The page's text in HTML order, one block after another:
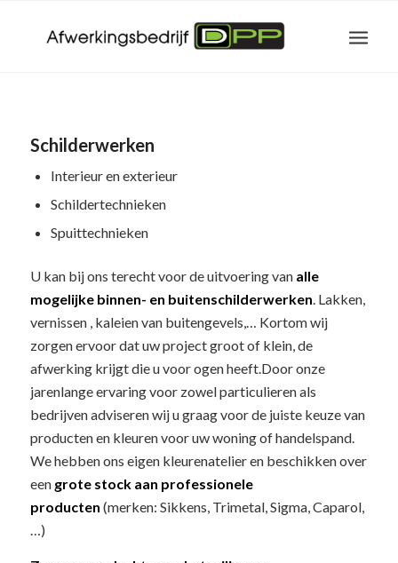
Schilderwerken
Interieur en exterieur
Schildertechnieken
Spuittechnieken
U kan bij ons terecht voor de uitvoering van alle
mogelijke binnen- en buitenschilderwerken. Lakken,
vernissen , kaleien van buitengevels,… Kortom wij
zorgen ervoor dat uw project groot of klein, de
afwerking krijgt die u voor ogen heeft.Door onze
jarenlange ervaring voor zowel particulieren als
bedrijven adviseren wij u graag voor de juiste keuze van
producten en kleuren voor uw woning of handelspand.
We hebben ons eigen kleurenatelier en beschikken over
een grote stock aan professionele
producten (merken: Sikkens, Trimetal, Sigma, Caparol,
…)